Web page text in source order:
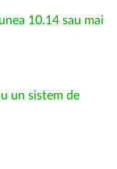
10.14 sau mai
un sistem de